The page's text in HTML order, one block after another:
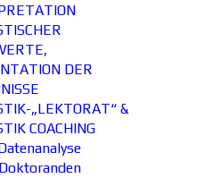
DER
„LEKTORAT“ &
COACHING